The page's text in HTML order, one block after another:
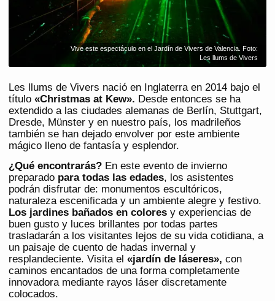
Vive este espectáculo en el Jardín de Vivers de Valencia. Foto:
Les llums de Vivers
Les llums de Vivers nació en Inglaterra en 2014 bajo el
título «Christmas at Kew». Desde entonces se ha
extendido a las ciudades alemanas de Berlín, Stuttgart,
Dresde, Münster y en nuestro país, los madrileños
también se han dejado envolver por este ambiente
mágico lleno de fantasía y esplendor.
¿Qué encontrarás? En este evento de invierno
preparado para todas las edades, los asistentes
podrán disfrutar de: monumentos escultóricos,
naturaleza escenificada y un ambiente alegre y festivo.
Los jardines bañados en colores y experiencias de
buen gusto y luces brillantes por todas partes
trasladarán a los visitantes lejos de su vida cotidiana, a
un paisaje de cuento de hadas invernal y
resplandeciente. Visita el «jardín de láseres», con
caminos encantados de una forma completamente
innovadora mediante rayos láser discretamente
colocados.